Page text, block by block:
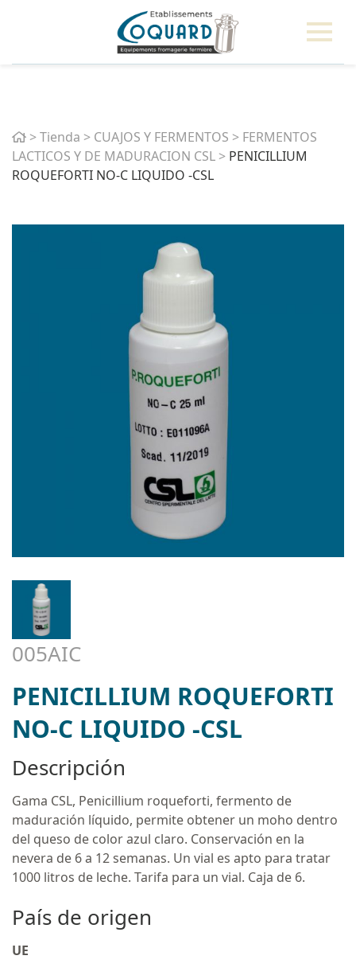
Home
>Tienda > CUAJOS Y FERMENTOS > FERMENTOS
LACTICOS Y DE MADURACION CSL > PENICILLIUM
ROQUEFORTI NO-C LIQUIDO -CSL
005AIC
PENICILLIUM ROQUEFORTI
NO-C LIQUIDO -CSL
Descripción
Gama CSL, Penicillium roqueforti, fermento de
maduración líquido, permite obtener un moho dentro
del queso de color azul claro. Conservación en la
nevera de 6 a 12 semanas. Un vial es apto para tratar
1000 litros de leche. Tarifa para un vial. Caja de 6.
País de origen
UE